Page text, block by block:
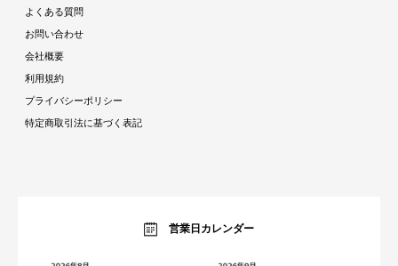
ソファ・クッション
チェア・座椅子
デスク
ミラー・ドレッサー
パーテーション・衝立
ベッド・寝具
よくある質問
お問い合わせ
会社概要
利用規約
プライバシーポリシー
特定商取引法に基づく表記
営業日カレンダー